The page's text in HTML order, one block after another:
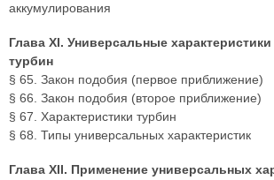
аккумулирования
Глава XI. Универсальные
турбин
§ 65. Закон подобия (первое приближение)
§ 66. Закон подобия (второе приближение)
§ 67. Характеристики турбин
§ 68. Типы универсальных характеристик
Глава XII. Применение универсальных